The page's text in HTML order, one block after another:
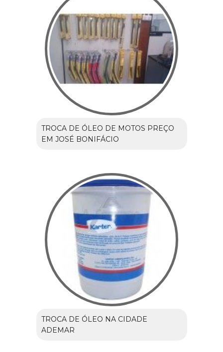
TROCA DE ÓLEO DE MOTOS PREÇO
EM JOSÉ BONIFÁCIO
TROCA DE ÓLEO NA CIDADE
ADEMAR